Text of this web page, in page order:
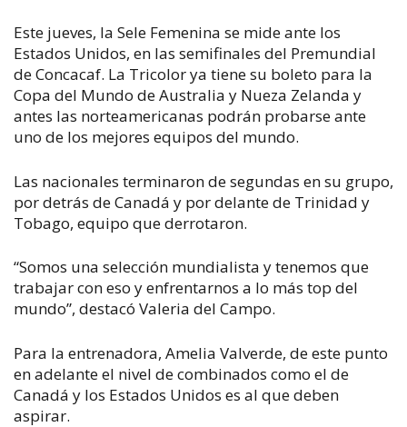
Este jueves, la Sele Femenina se mide ante los
Estados Unidos, en las semifinales del Premundial
de Concacaf. La Tricolor ya tiene su boleto para la
Copa del Mundo de Australia y Nueza Zelanda y
antes las norteamericanas podrán probarse ante
uno de los mejores equipos del mundo.
Las nacionales terminaron de segundas en su grupo,
por detrás de Canadá y por delante de Trinidad y
Tobago, equipo que derrotaron.
“Somos una selección mundialista y tenemos que
trabajar con eso y enfrentarnos a lo más top del
mundo”, destacó Valeria del Campo.
Para la entrenadora, Amelia Valverde, de este punto
en adelante el nivel de combinados como el de
Canadá y los Estados Unidos es al que deben
aspirar.